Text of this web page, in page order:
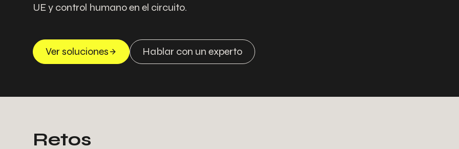
UE y control humano en el circuito.
Ver soluciones Hablar con un experto
Retos